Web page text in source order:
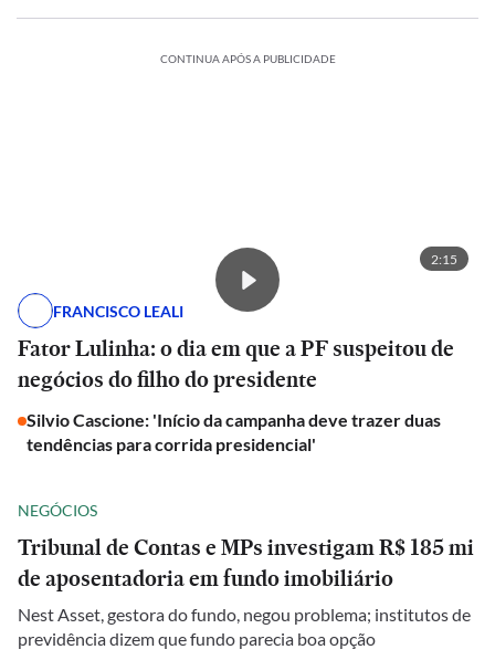
CONTINUA APÓS A PUBLICIDADE
2:15
FRANCISCO LEALI
Fator Lulinha: o dia em que a PF suspeitou de
negócios do filho do presidente
Silvio Cascione: 'Início da campanha deve trazer duas
tendências para corrida presidencial'
NEGÓCIOS
Tribunal de Contas e MPs investigam R$ 185 mi
de aposentadoria em fundo imobiliário
Nest Asset, gestora do fundo, negou problema; institutos de
previdência dizem que fundo parecia boa opção